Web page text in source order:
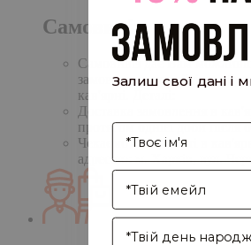
Самовивіз
Самовивіз дає Вам
замовлення на сайті, а
кав'ярні. Деталі:
Доставка замовлення в
протягом однієї доби після
Чекаємо Вас у гості в
адресою: м. Харків, вул.
Залиш свої дані і
І'мя
Enter your email
Birthday